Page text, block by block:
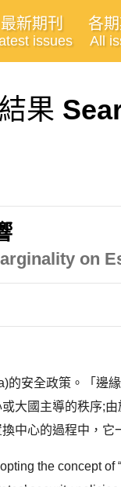
最新期刊
issues
各期
All
果
on
安全政策。「
大國主導的秩序;
中心的過程中，
the concept